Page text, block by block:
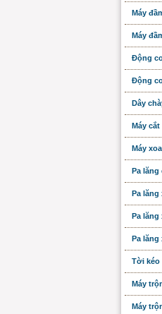
Máy
Máy
Động
Động
Dây
Máy
Máy
Pa lăng
Pa lăng
Pa lăng
Pa lăng
Tời kéo
Máy
Máy